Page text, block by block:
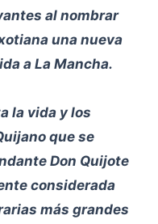
al nombrar
una nueva
a La Mancha.
la vida y los
que se
Don Quijote
considerada
más grandes